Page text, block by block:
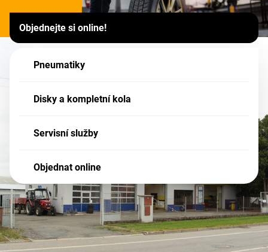
Josef Lejsek, Hořice v
Podkrkonoší, Husova 2287
formu POPTÁVKY - po jejím odeslání, budete naším Partnerem kontaktováni!
Objednejte si online!
Pneumatiky
Disky a kompletní kola
Servisní služby
Objednat online